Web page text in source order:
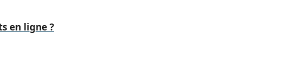
en ligne ?